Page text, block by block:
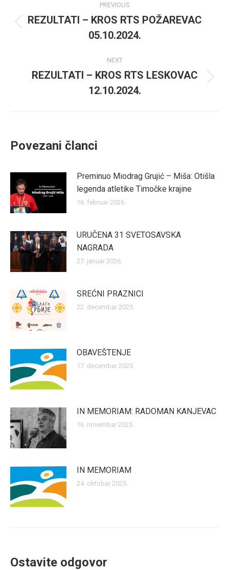
navigation
PREVIOUS
post:
REZULTATI – KROS RTS POŽAREVAC
05.10.2024.
NEXT
post:
REZULTATI – KROS RTS LESKOVAC
12.10.2024.
Povezani članci
Preminuo Miodrag Grujić – Miša: Otišla
legenda atletike Timočke krajine
16. februar 2026.
URUČENA 31 SVETOSAVSKA
NAGRADA
27. januar 2026.
SREĆNI PRAZNICI
22. decembar 2025.
OBAVEŠTENJE
17. decembar 2025.
IN MEMORIAM: RADOMAN KANJEVAC
16. novembar 2025.
IN MEMORIAM
24. oktobar 2025.
Ostavite odgovor